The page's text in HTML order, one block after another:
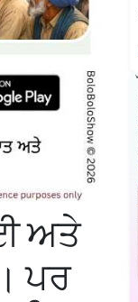
ਅਤੇ
ਪਰ